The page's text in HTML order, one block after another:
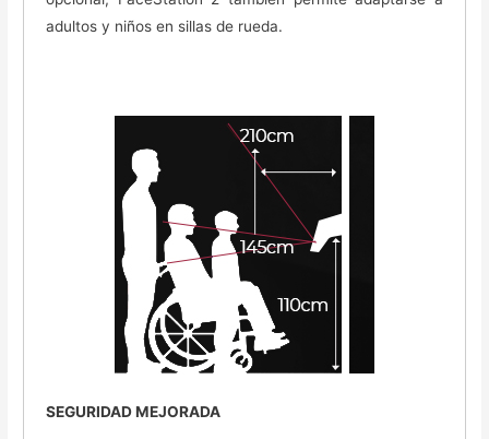
adultos y niños en sillas de rueda.
SEGURIDAD MEJORADA